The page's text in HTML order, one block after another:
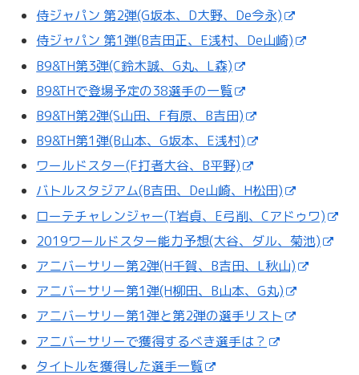
侍ジャパン 第2弾(G坂本、D大野、De今永)
侍ジャパン 第1弾(B吉田正、E浅村、De山崎)
B9&TH第3弾(C鈴木誠、G丸、L森)
B9&THで登場予定の38選手の一覧
B9&TH第2弾(S山田、F有原、B吉田)
B9&TH第1弾(B山本、G坂本、E浅村)
ワールドスター(F打者大谷、B平野)
バトルスタジアム(B吉田、De山崎、H松田)
ローテチャレンジャー(T岩貞、E弓削、Cアドゥワ)
2019ワールドスター能力予想(大谷、ダル、菊池)
アニバーサリー第2弾(H千賀、B吉田、L秋山)
アニバーサリー第1弾(H柳田、B山本、G丸)
アニバーサリー第1弾と第2弾の選手リスト
アニバーサリーで獲得するべき選手は？
タイトルを獲得した選手一覧